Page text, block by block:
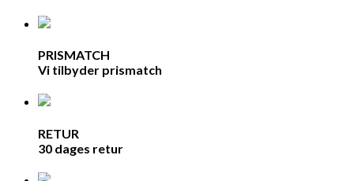
PRISMATCH
Vi tilbyder prismatch
RETUR
30 dages retur